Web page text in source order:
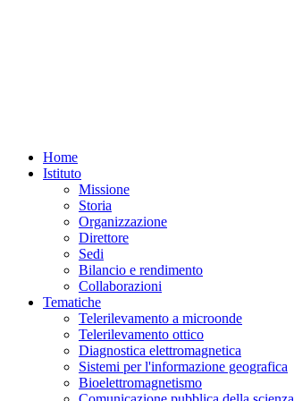
Home
Istituto
Missione
Storia
Organizzazione
Direttore
Sedi
Bilancio e rendimento
Collaborazioni
Tematiche
Telerilevamento a microonde
Telerilevamento ottico
Diagnostica elettromagnetica
Sistemi per l'informazione geografica
Bioelettromagnetismo